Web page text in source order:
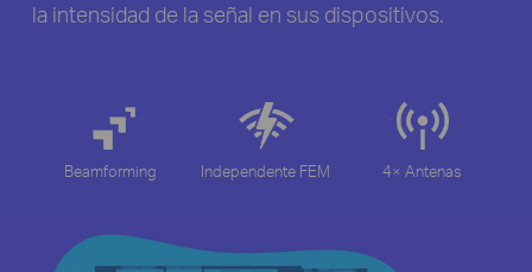
la intensidad de la señal en sus dispositivos.
Beamforming Independente FEM 4× Antenas